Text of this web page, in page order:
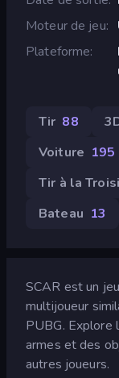
Moteur de jeu
Plateforme
Tir 88
Voiture 195
Tir à la
Bateau 13
SCAR est un
multijoueur
PUBG. Explore
armes et des
autres joueurs.